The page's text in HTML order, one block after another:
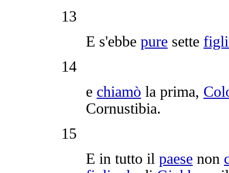
13
E s'ebbe pure sette
14
e chiamò la prima,
Cornustibia.
15
E in tutto il paese non